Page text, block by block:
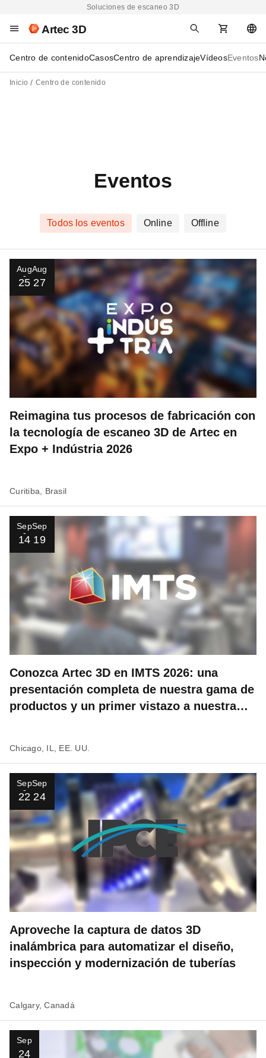
Soluciones de escaneo 3D
Artec 3D
Centro de contenidoCasosCentro de aprendizajeVídeosEventos
Inicio Centro de contenido
Eventos
Todos los eventos Online Offline
Aug
25
Aug
27
Reimagina tus procesos de fabricación con
la tecnología de escaneo 3D de Artec en
Expo + Indústria 2026
Curitiba, Brasil
Sep
14
Sep
19
Conozca Artec 3D en IMTS 2026: una
presentación completa de nuestra gama de
productos y un primer vistazo a nuestra
Chicago, IL, EE. UU.
Sep
22
Sep
24
Aproveche la captura de datos 3D
inalámbrica para automatizar el diseño,
inspección y modernización de tuberías
Calgary, Canadá
Sep
24